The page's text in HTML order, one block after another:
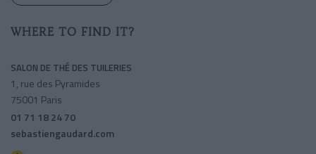
WHERE TO FIND IT?
SALON DE THÉ DES TUILERIES
1, rue des Pyramides
75001 Paris
01 71 18 24 70
sebastiengaudard.com